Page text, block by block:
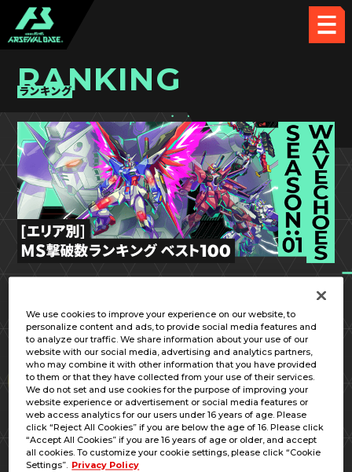
RANKING
ランキング
1
千葉県
ＧＯＮ
70 1,704
バケーションできません！
バケーションできません！
バケーションできません！
We use cookies to improve your experience on our website, to
personalize content and ads, to provide social media features and
to analyze our traffic. We share information about your use of our
website with our social media, advertising and analytics partners,
who may combine it with other information that you have provided
to them or that they have collected from your use of their services.
We do not set and use cookies for the purpose of improving your
website experience or advertisement or social media features or
web access analytics for our users under 16 years of age. Please
click “Reject All Cookies” if you are below the age of 16. Please click
“Accept All Cookies” if you are 16 years of age or older, and accept
all cookies. To customize your cookie settings, please click “Cookie
Settings”. Privacy Policy